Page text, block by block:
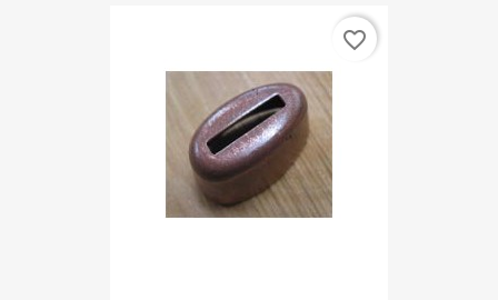
favorite_border